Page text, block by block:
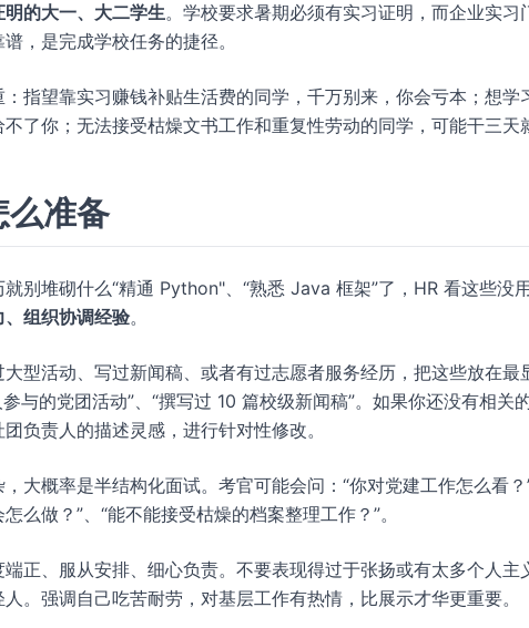
的大一、大二学生。学校要求暑期必须有实习证明，而企业实习
，是完成学校任务的捷径。
指望靠实习赚钱补贴生活费的同学，千万别来，你会亏本；想学
了你；无法接受枯燥文书工作和重复性劳动的同学，可能干三天
么准备
别堆砌什么“精通 Python"、“熟悉 Java 框架”了，HR 看这些没
组织协调经验。
型活动、写过新闻稿、或者有过志愿者服务经历，把这些放在最
与的党团活动”、“撰写过 10 篇校级新闻稿”。如果你还没有相关
负责人的描述灵感，进行针对性修改。
大概率是半结构化面试。考官可能会问：“你对党建工作怎么看
么做？”、“能不能接受枯燥的档案整理工作？”。
正、服从安排、细心负责。不要表现得过于张扬或有太多个人主
。强调自己吃苦耐劳，对基层工作有热情，比展示才华更重要。